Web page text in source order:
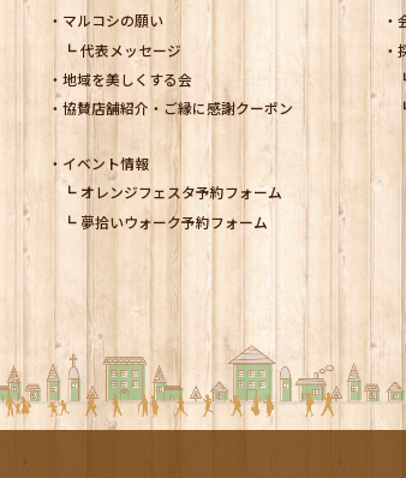
マルコシの願い
代表メッセージ
地域を美しくする会
協賛店舗紹介・ご縁に感謝クーポン
イベント情報
オレンジフェスタ予約フォーム
夢拾いウォーク予約フォーム